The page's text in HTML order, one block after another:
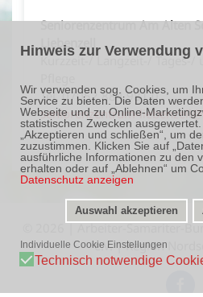
Hinweis zur Verwendung
Wir verwenden sog. Cookies, um
Service zu bieten. Die Daten
Webseite und zu Online-
statistischen Zwecken
„Akzeptieren und schließen“, um
zuzustimmen. Klicken Sie auf
ausführliche Informationen zu den
erhalten oder auf „Ablehnen“ um
Datenschutz anzeigen
Auswahl akzeptieren
Individuelle Cookie Einstellungen
Technisch notwendige
Seniorenzentrum Am Alten
Liebenzell
Kurzzeit-/ Langzeit-/ Tages-/
Tel. 07052 884 981 0
seniorenzentrum-
| Arbeiter-Samariter-
e.V. | Region